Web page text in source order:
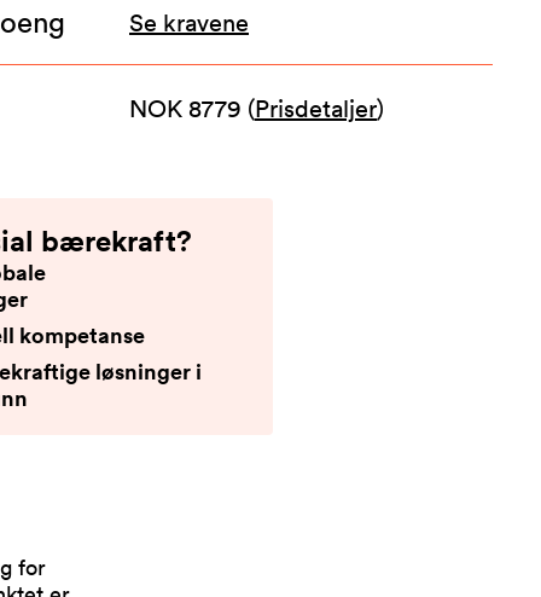
Se kravene
NOK 8779 (Prisdetaljer)
bærekraft?
kompetanse
løsninger i
for